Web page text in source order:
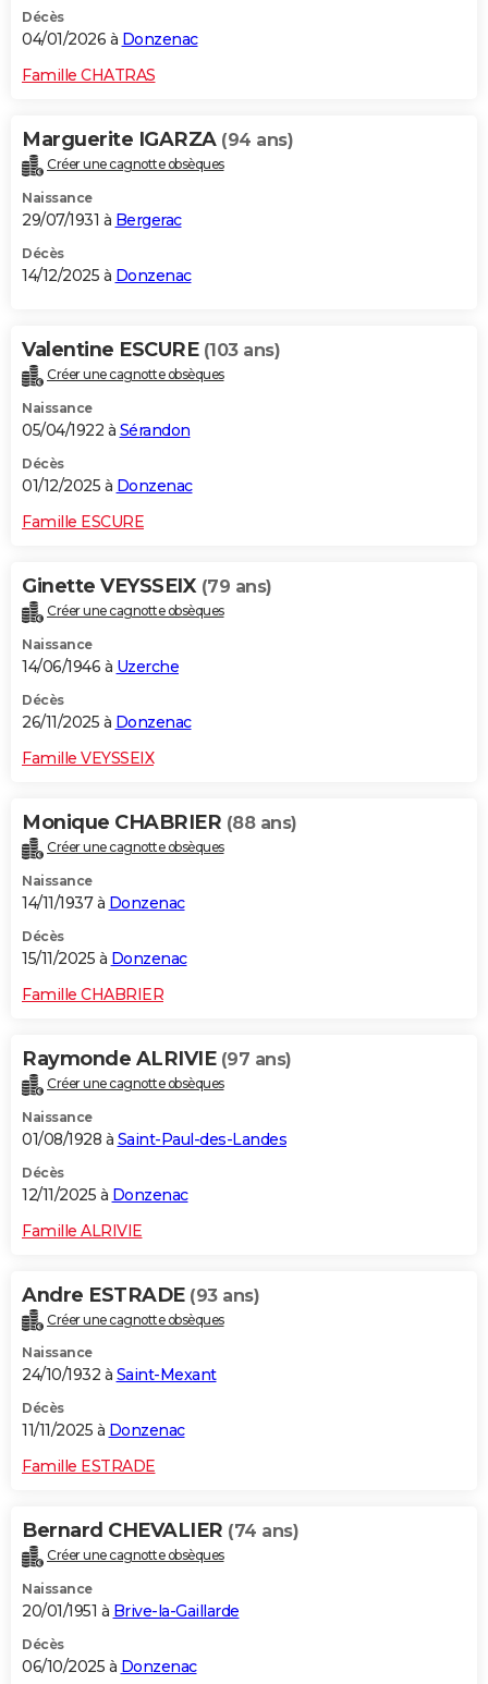
Décès
04/01/2026 à Donzenac
Famille CHATRAS
Marguerite IGARZA (94 ans)
Créer une cagnotte obsèques
Naissance
29/07/1931 à Bergerac
Décès
14/12/2025 à Donzenac
Valentine ESCURE (103 ans)
Créer une cagnotte obsèques
Naissance
05/04/1922 à Sérandon
Décès
01/12/2025 à Donzenac
Famille ESCURE
Ginette VEYSSEIX (79 ans)
Créer une cagnotte obsèques
Naissance
14/06/1946 à Uzerche
Décès
26/11/2025 à Donzenac
Famille VEYSSEIX
Monique CHABRIER (88 ans)
Créer une cagnotte obsèques
Naissance
14/11/1937 à Donzenac
Décès
15/11/2025 à Donzenac
Famille CHABRIER
Raymonde ALRIVIE (97 ans)
Créer une cagnotte obsèques
Naissance
01/08/1928 à Saint-Paul-des-Landes
Décès
12/11/2025 à Donzenac
Famille ALRIVIE
Andre ESTRADE (93 ans)
Créer une cagnotte obsèques
Naissance
24/10/1932 à Saint-Mexant
Décès
11/11/2025 à Donzenac
Famille ESTRADE
Bernard CHEVALIER (74 ans)
Créer une cagnotte obsèques
Naissance
20/01/1951 à Brive-la-Gaillarde
Décès
06/10/2025 à Donzenac